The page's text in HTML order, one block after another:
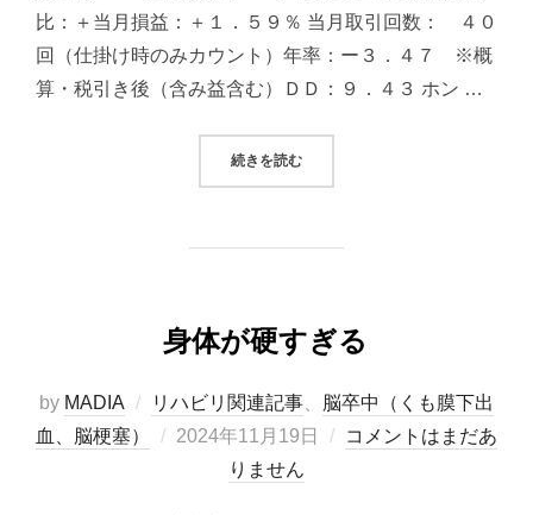
比：＋当月損益：＋１．５９％ 当月取引回数： ４０
回（仕掛け時のみカウント）年率：ー３．４７ ※概
算・税引き後（含み益含む）ＤＤ：９．４３ ホン …
続きを読む“2024/11/20 システムトレード（
身体が硬すぎる
by MADIA リハビリ関連記事
脳卒中（くも膜下出
血、脳梗塞）
投
2024年11月19日
コメントはまだあ
りません